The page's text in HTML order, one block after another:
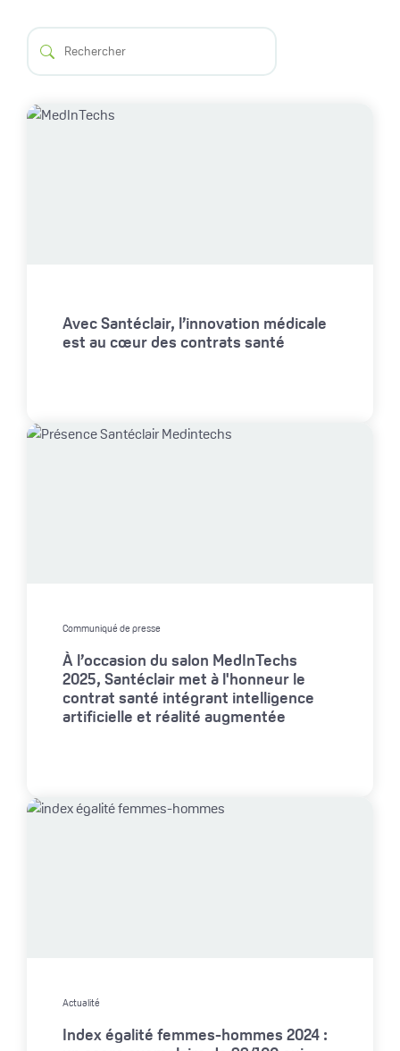
Avec Santéclair, l’innovation médicale
est au cœur des contrats santé
Communiqué de presse
À l’occasion du salon MedInTechs
2025, Santéclair met à l'honneur le
contrat santé intégrant intelligence
artificielle et réalité augmentée
Actualité
Index égalité femmes-hommes 2024 :